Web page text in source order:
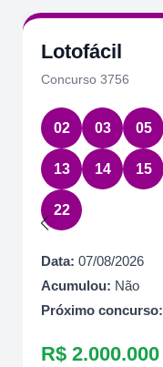
Lotofácil
Concurso 3756
02 03 05
13 14 15
22
Data: 07/08/2026
Acumulou: Não
Próximo concurso:
R$ 2.000.000